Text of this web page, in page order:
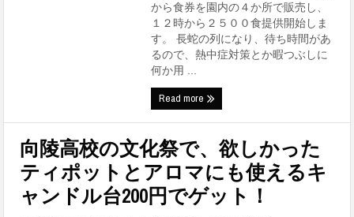
から食券を園内の４か所で販売し、
１２時から２５００食提供開始しま
す。 長蛇の列になり、待ち時間があ
るので、熱中症対策とか暇つぶしに
何か用 ...
Read more
向陵高校の文化祭で、欲しかった
ティポットとアロマにも使えるキ
ャンドル台200円でゲット！